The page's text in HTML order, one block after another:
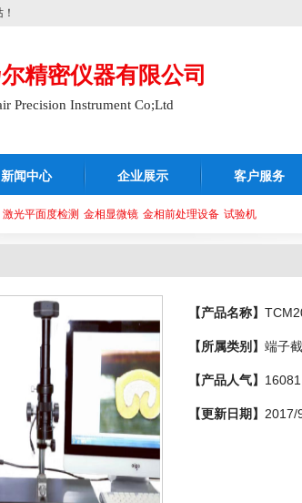
精密仪器有限公司
Precision Instrument Co;Ltd
新闻中心 企业展示 客户服务
激光平面度检测 金相显微镜 金相前处理设备 试验机
【产品名称】
【所属类别】 端子
【产品人气】 16081
【更新日期】 2017/